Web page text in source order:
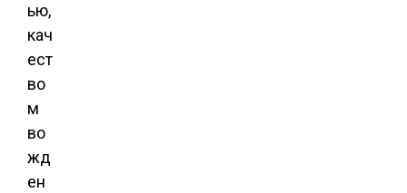
ью,
кач
ест
во
м
во
жд
ен